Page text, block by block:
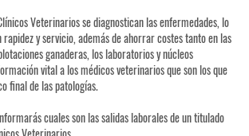
Veterinarios se diagnostican las enfermedades, lo
y servicio, además de ahorrar costes tanto en las
ganaderas, los laboratorios y núcleos
vital a los médicos veterinarios que son los que
final de las patologías.
cuales son las salidas laborales de un titulado